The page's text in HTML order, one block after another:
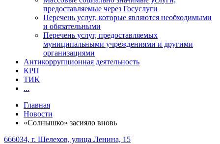
предоставляемые через Госуслуги
Перечень услуг, которые являются необходимыми
и обязательными
Перечень услуг, предоставляемых
муниципальными учреждениями и другими
организациями
Антикоррупционная деятельность
КРП
ТИК
...
Главная
Новости
«Солнышко» засияло вновь
666034, г. Шелехов, улица Ленина, 15